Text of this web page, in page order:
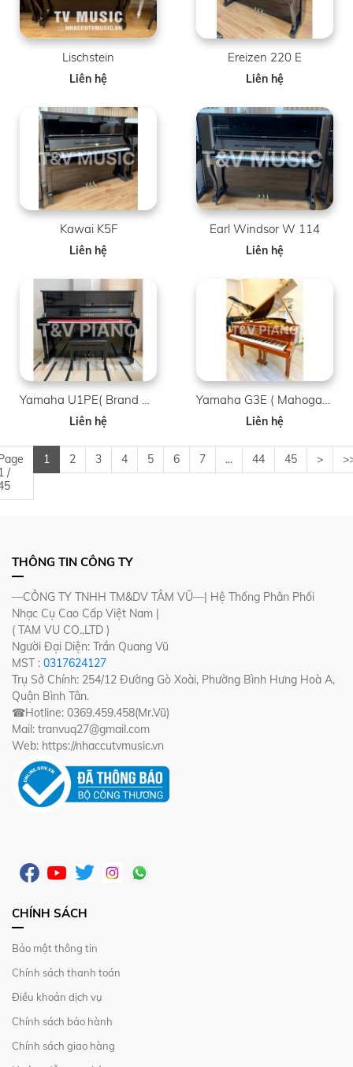
Lischstein
Liên hệ
Ereizen 220 E
Liên hệ
Kawai K5F
Liên hệ
Earl Windsor W 114
Liên hệ
Yamaha U1PE( Brand New )
Liên hệ
Yamaha G3E ( Mahogany )
Liên hệ
/
1 2 3 4 5 6 7 ... 44 45 >
THÔNG TIN CÔNG TY
—CÔNG TY TNHH TM&DV TÂM VŨ—| Hệ Thống Phân Phối
Nhạc Cụ Cao Cấp Việt Nam |
( TAM VU CO.,LTD )
Người Đại Diện: Trần Quang Vũ
MST : 0317624127
Trụ Sở Chính: 254/12 Đường Gò Xoài, Phường Bình Hưng Hoà A,
Quận Bình Tân.
☎Hotline: 0369.459.458(Mr.Vũ)
Mail: tranvuq27@gmail.com
Web: https://nhaccutvmusic.vn
CHÍNH SÁCH
Bảo mật thông tin
Chính sách thanh toán
Điều khoản dịch vụ
Chính sách bảo hành
Chính sách giao hàng